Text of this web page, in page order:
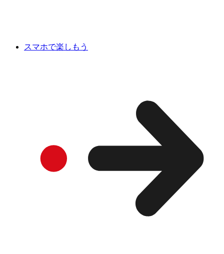
スマホで楽しもう